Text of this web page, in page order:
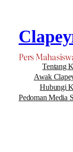
Pers
Tentang
Awak
Hubungi
Pedoman Media